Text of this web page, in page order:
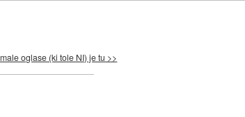
oglase (ki tole NI) je tu >>